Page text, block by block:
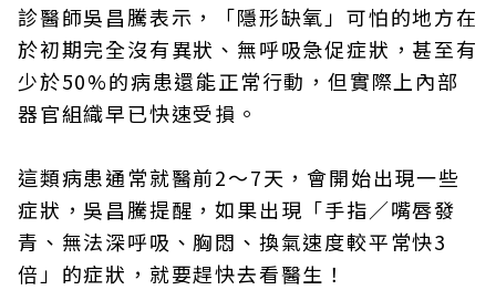
診醫師吳昌騰表示，「隱形缺氧」可怕的地方在
於初期完全沒有異狀、無呼吸急促症狀，甚至有
少於50%的病患還能正常行動，但實際上內部
器官組織早已快速受損。
這類病患通常就醫前2～7天，會開始出現一些
症狀，吳昌騰提醒，如果出現「手指／嘴唇發
青、無法深呼吸、胸悶、換氣速度較平常快3
倍」的症狀，就要趕快去看醫生！